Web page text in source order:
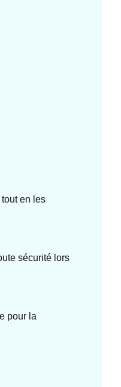
en les
sécurité lors
pour la